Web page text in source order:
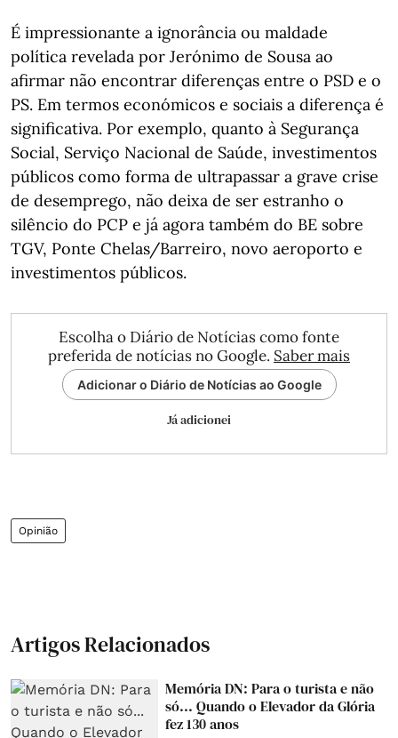
É impressionante a ignorância ou maldade
política revelada por Jerónimo de Sousa ao
afirmar não encontrar diferenças entre o PSD e o
PS. Em termos económicos e sociais a diferença é
significativa. Por exemplo, quanto à Segurança
Social, Serviço Nacional de Saúde, investimentos
públicos como forma de ultrapassar a grave crise
de desemprego, não deixa de ser estranho o
silêncio do PCP e já agora também do BE sobre
TGV, Ponte Chelas/Barreiro, novo aeroporto e
investimentos públicos.
Escolha o Diário de Notícias como fonte
preferida de notícias no Google. Saber mais
Adicionar o Diário de Notícias ao Google
Já adicionei
Opinião
Artigos Relacionados
Memória DN: Para o turista e não
só... Quando o Elevador da Glória
fez 130 anos